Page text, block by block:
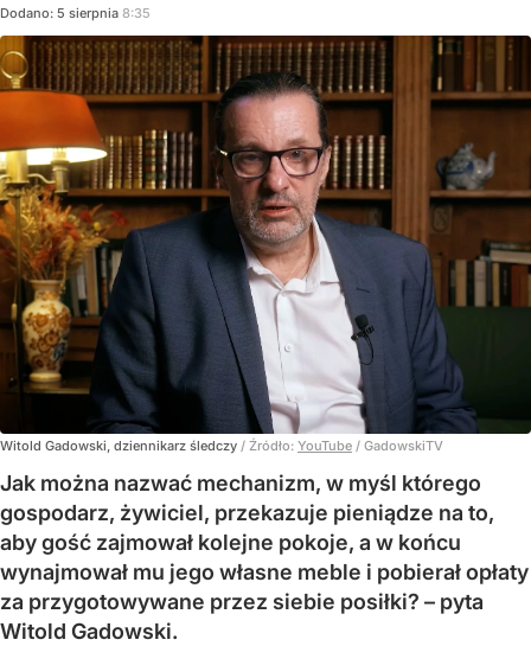
Dodano: 5 sierpnia 8:35
Witold Gadowski, dziennikarz śledczy / Źródło: YouTube / GadowskiTV
Jak można nazwać mechanizm, w myśl którego
gospodarz, żywiciel, przekazuje pieniądze na to,
aby gość zajmował kolejne pokoje, a w końcu
wynajmował mu jego własne meble i pobierał opłaty
za przygotowywane przez siebie posiłki? – pyta
Witold Gadowski.